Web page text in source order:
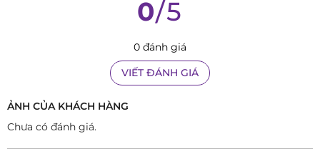
0/5
0 đánh giá
VIẾT ĐÁNH GIÁ
ẢNH CỦA KHÁCH HÀNG
Chưa có đánh giá.